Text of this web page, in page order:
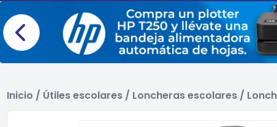
Inicio / Útiles escolares / Loncheras escolares /